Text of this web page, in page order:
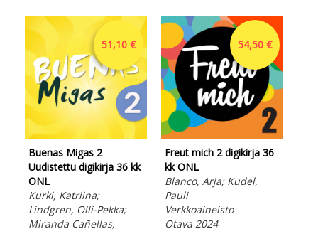
51,10 €
Buenas Migas 2
Uudistettu digikirja 36 kk
ONL
Kurki, Katriina;
Lindgren, Olli-Pekka;
Miranda Cañellas,
54,50 €
Freut mich 2 digikirja 36
kk ONL
Blanco, Arja; Kudel,
Pauli
Verkkoaineisto
Otava 2024